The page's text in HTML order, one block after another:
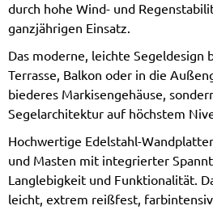
durch hohe Wind- und
ganzjährigen Einsatz.
Das moderne, leichte Segeldesign
Terrasse, Balkon oder in die
biederes Markisengehäuse,
Segelarchitektur auf höchstem
Hochwertige Edelstahl-
und Masten mit integrierter
Langlebigkeit und Funktionalität.
leicht, extrem reißfest,